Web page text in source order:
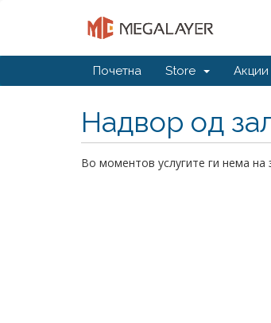
Почетна Store
Надвор од
Во моментов услугите ги нема на